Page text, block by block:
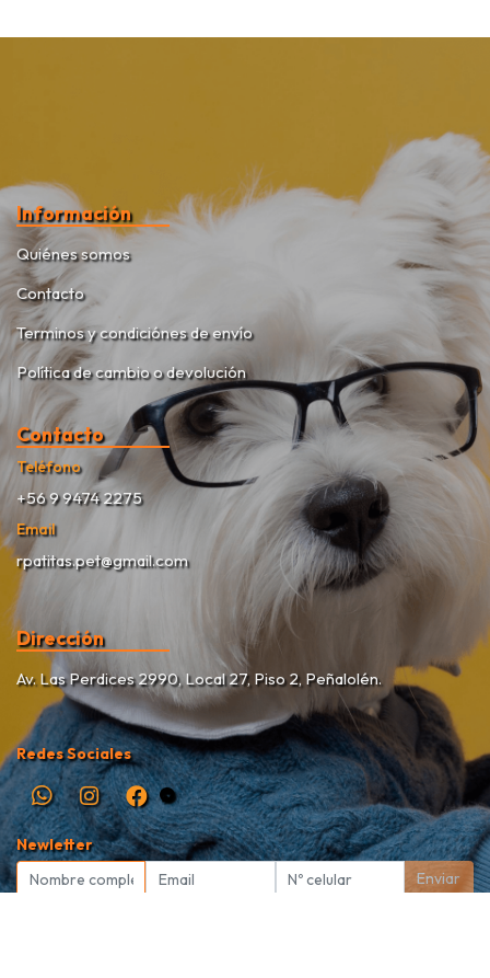
Información
Quiénes somos
Contacto
Terminos y condiciónes de envío
Política de cambio o devolución
Contacto
Teléfono
+56 9 9474 2275
Email
rpatitas.pet@gmail.com
Dirección
Av. Las Perdices 2990, Local 27, Piso 2, Peñalolén.
Redes Sociales
Newletter
Enviar